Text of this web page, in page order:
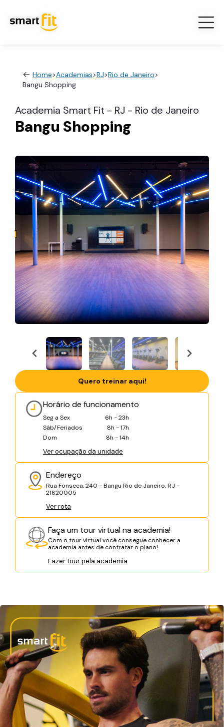
Home>Academias>RJ>Rio de Janeiro>
Bangu Shopping
Academia Smart Fit - RJ - Rio de Janeiro
Bangu Shopping
Horário de funcionamento
Seg a Sex
6h - 23h
Sáb/Feriados
8h - 17h
Dom
8h - 14h
Ver ocupação da unidade
Endereço
Rua Fonseca, 240 - Bangu Rio de Janeiro, RJ -
21820005
Ver rota
Faça um tour virtual na academia!
Com o tour virtual você consegue conhecer a
academia antes de contratar o plano!
Fazer tour pela academia
Quero treinar aqui!